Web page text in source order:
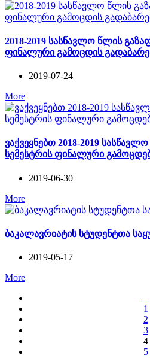
2018-2019 სასწავლო წლის
ფინალური გამოცდის
2019-07-24
More
ვაქვეყნებთ 2018-2019
სემესტრის ფინალური
2019-06-30
More
ბაკალავრიატის სტუდენტთა
2019-05-17
More
1
2
3
4
5